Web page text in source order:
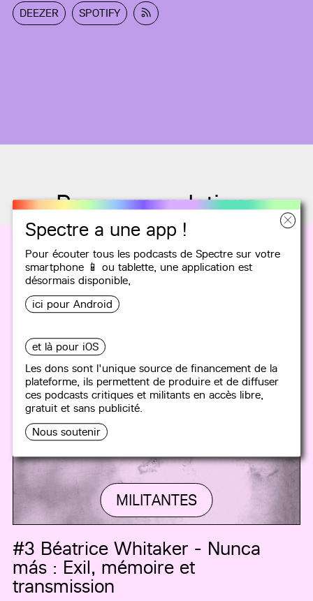
Spectre a une app !
Pour écouter tous les podcasts de Spectre sur votre
smartphone 📱 ou tablette, uneapplication est
désormais disponible,
ici pour Android
et là pour iOS
Les dons sont l'unique source de financement de la
plateforme, ils permettent de produire et de diffuser
ces podcasts critiques et militants en accès libre,
gratuit et sans publicité.
Nous soutenir
DEEZER SPOTIFY
Recommandations
MILITANTES
#3 Béatrice Whitaker - Nunca
más : Exil, mémoire et
transmission